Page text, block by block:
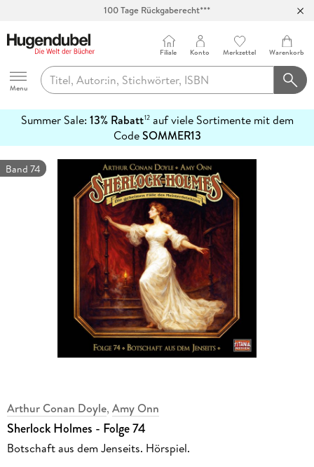
Abholung in über 100 Filialen
Hugendubel
Menu
Filiale Konto Merkzettel Warenkorb
Summer Sale: 13% Rabatt12auf viele Sortimente mit dem
CodeSOMMER13
erfahren
Band 74
Arthur Conan Doyle, Amy Onn
Sherlock Holmes - Folge 74
Botschaft aus dem Jenseits. Hörspiel.